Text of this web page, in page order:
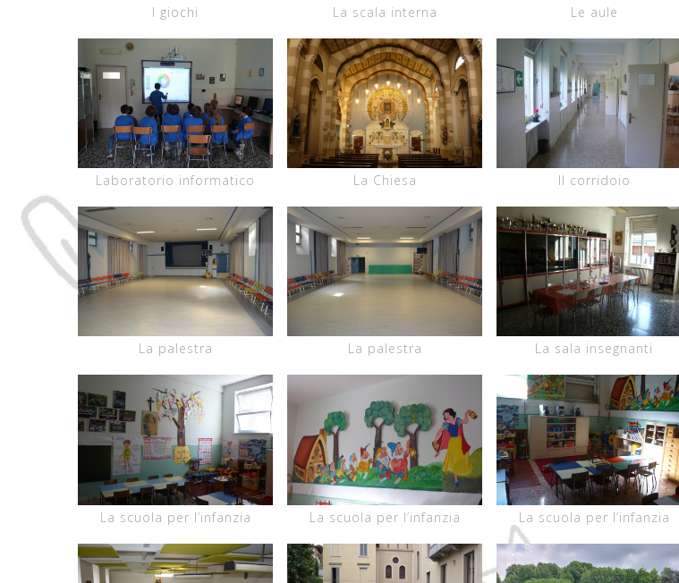
I giochi La scala interna Le aule
Laboratorio informatico La Chiesa Il corridoio
La palestra La palestra La sala insegnanti
La scuola per l’infanzia La scuola per l’infanzia La scuola per l’infanzia